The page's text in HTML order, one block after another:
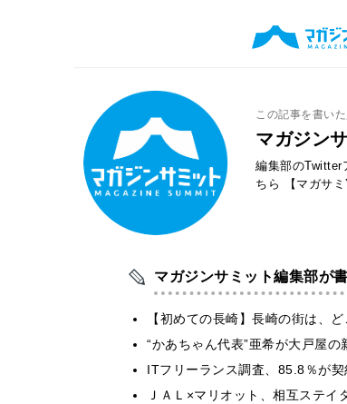
この記事を書いた
マガジン
編集部のTwitter
ちら
【マガサ
マガジンサミット編集部が
【初めての長崎】長崎の街は、
“かあちゃん代表”亜希が大戸屋
ITフリーランス調査、85.8％が
ＪＡＬ×マリオット、相互ステ